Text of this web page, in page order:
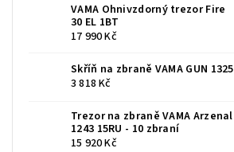
VAMA Ohnivzdorný trezor Fire
30 EL 1BT
17 990 Kč
Skříň na zbraně VAMA GUN 1325
3 818 Kč
Trezor na zbraně VAMA Arzenal
1243 15RU - 10 zbraní
15 920 Kč